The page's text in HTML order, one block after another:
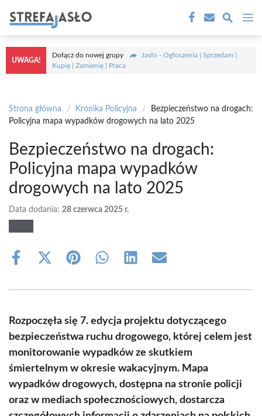
treści
UWAGA!
Dołącz do nowej grupy
Jasło - Ogłoszenia | Sprzedam |
Kupię | Zamienię | Praca
Strona główna / Kronika Policyjna /
Bezpieczeństwo na drogach:
Policyjna mapa wypadków drogowych na lato 2025
Bezpieczeństwo na drogach:
Policyjna mapa wypadków
drogowych na lato 2025
Data dodania: 28 czerwca 2025 r.
Share
Share
(Twitter)
Share Share Share Share
Rozpoczęła się 7. edycja projektu dotyczącego
bezpieczeństwa ruchu drogowego, której celem jest
monitorowanie wypadków ze skutkiem
śmiertelnym w okresie wakacyjnym. Mapa
wypadków drogowych, dostępna na stronie policji
oraz w mediach społecznościowych, dostarcza